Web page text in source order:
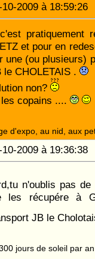
2009 à
pratiquement
et pour en
une (ou plusieurs)
CHOLETAIS .
non?
copains ....
d'expo, au nid, aux
2009 à
n'oublis pas
les récupére à
JB le
jours de soleil par an